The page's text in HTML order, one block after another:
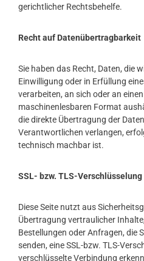
gerichtlicher Rechtsbehelfe.
Recht auf Datenübertragbarkeit
Sie haben das Recht, Daten, die
Einwilligung oder in Erfüllung
verarbeiten, an sich oder an
maschinenlesbaren Format
die direkte Übertragung der
Verantwortlichen verlangen,
technisch machbar ist.
SSL- bzw. TLS-Verschlüsselung
Diese Seite nutzt aus
Übertragung vertraulicher
Bestellungen oder Anfragen, die
senden, eine SSL-bzw. TLS-
verschlüsselte Verbindung